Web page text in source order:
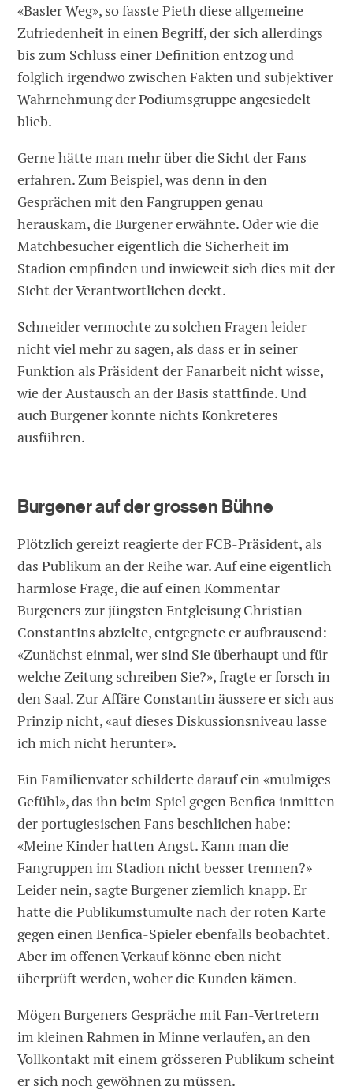
«Basler Weg», so fasste Pieth diese allgemeine
Zufriedenheit in einen Begriff, der sich allerdings
bis zum Schluss einer Definition entzog und
folglich irgendwo zwischen Fakten und subjektiver
Wahrnehmung der Podiumsgruppe angesiedelt
blieb.
Gerne hätte man mehr über die Sicht der Fans
erfahren. Zum Beispiel, was denn in den
Gesprächen mit den Fangruppen genau
herauskam, die Burgener erwähnte. Oder wie die
Matchbesucher eigentlich die Sicherheit im
Stadion empfinden und inwieweit sich dies mit der
Sicht der Verantwortlichen deckt.
Schneider vermochte zu solchen Fragen leider
nicht viel mehr zu sagen, als dass er in seiner
Funktion als Präsident der Fanarbeit nicht wisse,
wie der Austausch an der Basis stattfinde. Und
auch Burgener konnte nichts Konkreteres
ausführen.
Burgener auf der grossen Bühne
Plötzlich gereizt reagierte der FCB-Präsident, als
das Publikum an der Reihe war. Auf eine eigentlich
harmlose Frage, die auf einen Kommentar
Burgeners zur jüngsten Entgleisung Christian
Constantins abzielte, entgegnete er aufbrausend:
«Zunächst einmal, wer sind Sie überhaupt und für
welche Zeitung schreiben Sie?», fragte er forsch in
den Saal. Zur Affäre Constantin äussere er sich aus
Prinzip nicht, «auf dieses Diskussionsniveau lasse
ich mich nicht herunter».
Ein Familienvater schilderte darauf ein «mulmiges
Gefühl», das ihn beim Spiel gegen Benfica inmitten
der portugiesischen Fans beschlichen habe:
«Meine Kinder hatten Angst. Kann man die
Fangruppen im Stadion nicht besser trennen?»
Leider nein, sagte Burgener ziemlich knapp. Er
hatte die Publikumstumulte nach der roten Karte
gegen einen Benfica-Spieler ebenfalls beobachtet.
Aber im offenen Verkauf könne eben nicht
überprüft werden, woher die Kunden kämen.
Mögen Burgeners Gespräche mit Fan-Vertretern
im kleinen Rahmen in Minne verlaufen, an den
Vollkontakt mit einem grösseren Publikum scheint
er sich noch gewöhnen zu müssen.